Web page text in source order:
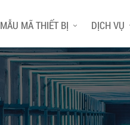
MẪU MÃ THIẾT BỊ DỊCH VỤ